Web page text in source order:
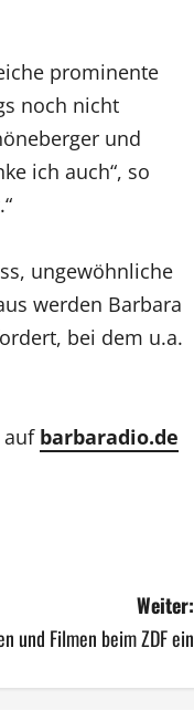
prominente
noch nicht
und
ich auch“, so
ungewöhnliche
werden Barbara
bei dem u.a.
auf barbaradio.de
Weiter:
und Filmen beim ZDF ein